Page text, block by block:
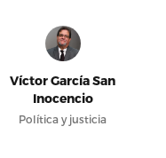
Víctor García San
Inocencio
Política y justicia